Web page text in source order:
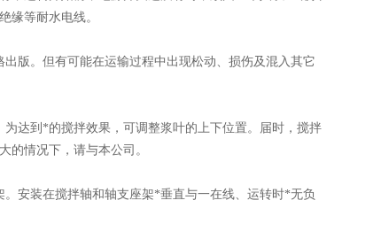
缘等耐水电线。
版。但有可能在运输过程中出现松动、损伤及混入其它
达到*的搅拌效果，可调整浆叶的上下位置。届时，搅拌
的情况下，请与本公司。
安装在搅拌轴和轴支座架*垂直与一在线、运转时*无负